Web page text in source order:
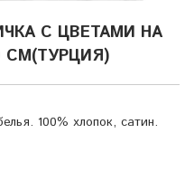
С ЦВЕТАМИ НА
СМ(ТУРЦИЯ)
100% хлопок, сатин.